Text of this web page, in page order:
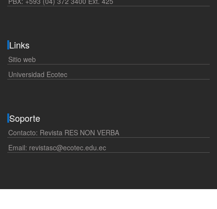
Links
Sitio web
Universidad Ecotec
Soporte
Contacto: Revista RES NON VERBA
Email: revistasc@ecotec.edu.ec